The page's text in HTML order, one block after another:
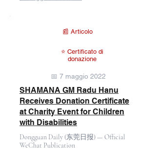
galleria
📰 Articolo
⭐ Certificato di
donazione
📅 7 maggio 2022
SHAMANA GM Radu Hanu
Receives Donation Certificate
at Charity Event for Children
with Disabilities
Dongguan Daily (东莞日报) — Official
WeChat Publication